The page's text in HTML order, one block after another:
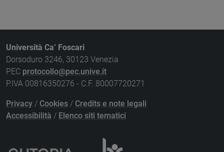
Università Ca’ Foscari
Dorsoduro 3246, 30123 Venezia
PEC protocollo@pec.unive.it
P.IVA 00816350276 - C.F. 80007720271
Privacy / Cookies / Credits e note legali
Accessibilità / Elenco siti tematici